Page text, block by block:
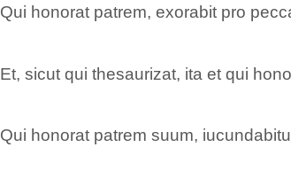
Qui honorat patrem, exorabit pro
Et, sicut qui thesaurizat, ita et qui
Qui honorat patrem suum,